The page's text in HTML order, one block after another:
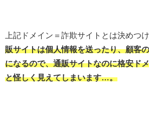
上記ドメイン＝詐欺サイトとは決めつ
販サイトは個人情報を送ったり、顧客
になるので、通販サイトなのに格安ド
と怪しく見えてしまいます…。